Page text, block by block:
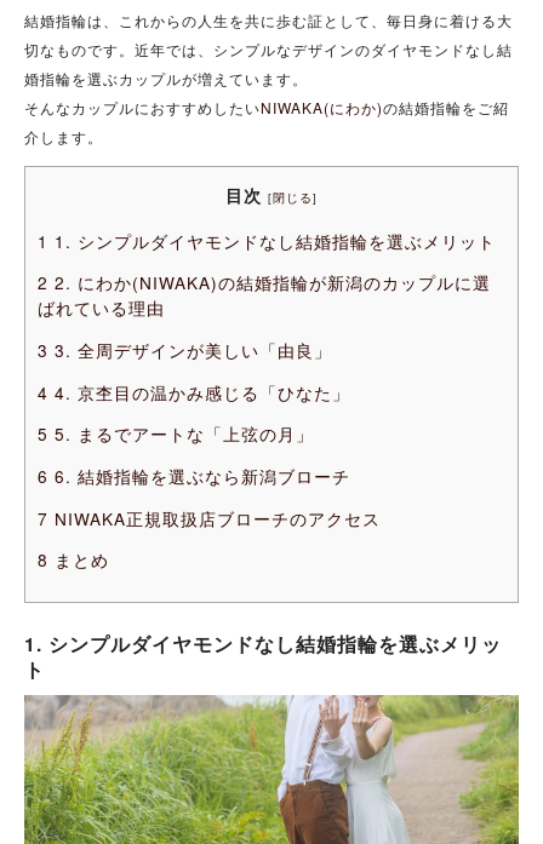
結婚指輪は、これからの人生を共に歩む証として、毎日身に着ける大
切なものです。近年では、シンプルなデザインのダイヤモンドなし結
婚指輪を選ぶカップルが増えています。
そんなカップルにおすすめしたいNIWAKA(にわか)の結婚指輪をご紹
介します。
目次 [閉じる]
1 1. シンプルダイヤモンドなし結婚指輪を選ぶメリット
2 2. にわか(NIWAKA)の結婚指輪が新潟のカップルに選
ばれている理由
3 3. 全周デザインが美しい「由良」
4 4. 京杢目の温かみ感じる「ひなた」
5 5. まるでアートな「上弦の月」
6 6. 結婚指輪を選ぶなら新潟ブローチ
7 NIWAKA正規取扱店ブローチのアクセス
8 まとめ
1. シンプルダイヤモンドなし結婚指輪を選ぶメリッ
ト